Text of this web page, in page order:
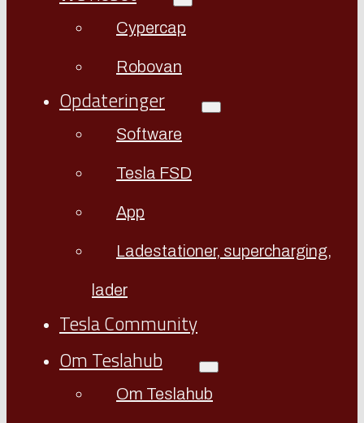
Cypercap
Robovan
Opdateringer
Software
Tesla FSD
App
Ladestationer, supercharging,
lader
Tesla Community
Om Teslahub
Om Teslahub